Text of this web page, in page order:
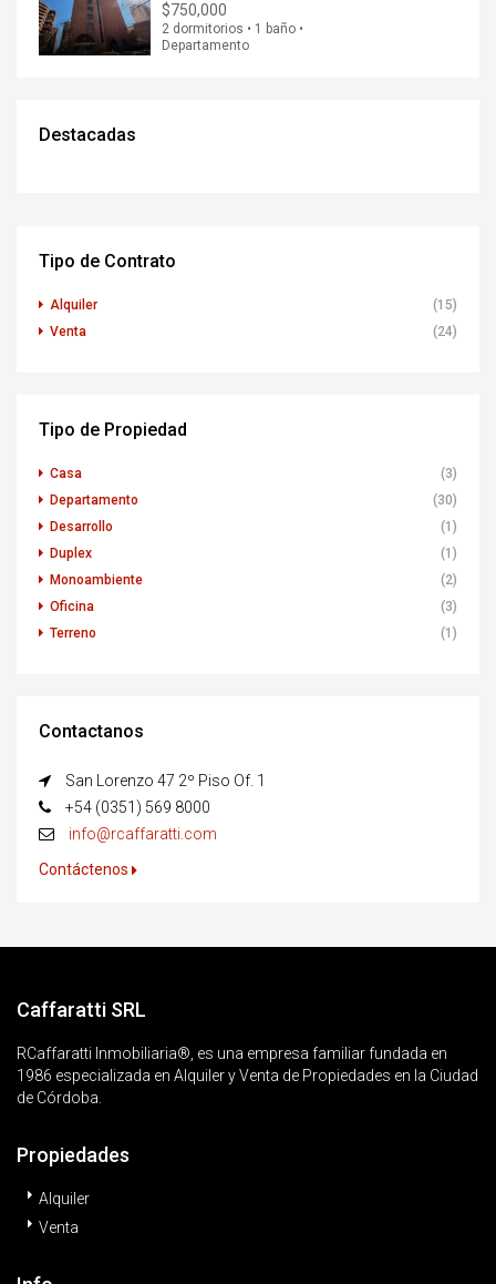
$750,000
2 dormitorios • 1 baño •
Departamento
Destacadas
Tipo de Contrato
Alquiler
(15)
Venta
(24)
Tipo de Propiedad
Casa
(3)
Departamento
(30)
Desarrollo
(1)
Duplex
(1)
Monoambiente
(2)
Oficina
(3)
Terreno
(1)
Contactanos
San Lorenzo 47 2º Piso Of. 1
+54 (0351) 569 8000
info@rcaffaratti.com
Contáctenos
Caffaratti SRL
RCaffaratti Inmobiliaria®, es una empresa familiar fundada en
1986 especializada en Alquiler y Venta de Propiedades en la Ciudad
de Córdoba.
Propiedades
Alquiler
Venta